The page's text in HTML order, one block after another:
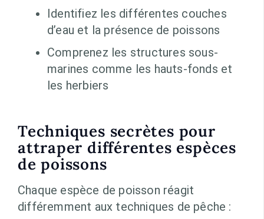
Identifiez les différentes couches
d’eau et la présence de poissons
Comprenez les structures sous-
marines comme les hauts-fonds et
les herbiers
Techniques secrètes pour
attraper différentes espèces
de poissons
Chaque espèce de poisson réagit
différemment aux techniques de pêche :